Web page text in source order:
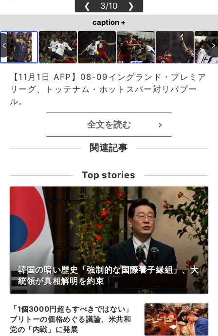
❮ 3/10 ❯
caption +
【11月1日 AFP】08-09イングランド・プレミア
リーグ、トッテナム・ホットスパー対リバプー
ル。
全文を読む >
関連記事
Top stories
韓国の暗い歴史「強制的な国際養子縁組」、大
統領が真相解明を約束
「1個3000円超もすべきではない」
ブリトーの価格めぐる議論、米共和
党の「内戦」に発展